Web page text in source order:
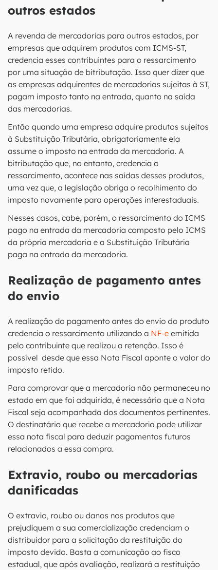
outros estados
A revenda de mercadorias para outros estados, por
empresas que adquirem produtos com ICMS-ST,
credencia esses contribuintes para o ressarcimento
por uma situação de bitributação. Isso quer dizer que
as empresas adquirentes de mercadorias sujeitas à ST,
pagam imposto tanto na entrada, quanto na saída
das mercadorias.
Então quando uma empresa adquire produtos sujeitos
à Substituição Tributária, obrigatoriamente ela
assume o imposto na entrada da mercadoria. A
bitributação que, no entanto, credencia o
ressarcimento, acontece nas saídas desses produtos,
uma vez que, a legislação obriga o recolhimento do
imposto novamente para operações interestaduais.
Nesses casos, cabe, porém, o ressarcimento do ICMS
pago na entrada da mercadoria composto pelo ICMS
da própria mercadoria e a Substituição Tributária
paga na entrada da mercadoria.
Realização de pagamento antes
do envio
A realização do pagamento antes do envio do produto
credencia o ressarcimento utilizando a NF-e emitida
pelo contribuinte que realizou a retenção. Isso é
possível desde que essa Nota Fiscal aponte o valor do
imposto retido.
Para comprovar que a mercadoria não permaneceu no
estado em que foi adquirida, é necessário que a Nota
Fiscal seja acompanhada dos documentos pertinentes.
O destinatário que recebe a mercadoria pode utilizar
essa nota fiscal para deduzir pagamentos futuros
relacionados a essa compra.
Extravio, roubo ou mercadorias
danificadas
O extravio, roubo ou danos nos produtos que
prejudiquem a sua comercialização credenciam o
distribuidor para a solicitação da restituição do
imposto devido. Basta a comunicação ao fisco
estadual, que após avaliação, realizará a restituição